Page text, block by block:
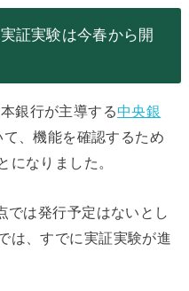
証実験は今春から開
銀行が主導する中央銀
、機能を確認するため
になりました。
では発行予定はないとし
は、すでに実証実験が進